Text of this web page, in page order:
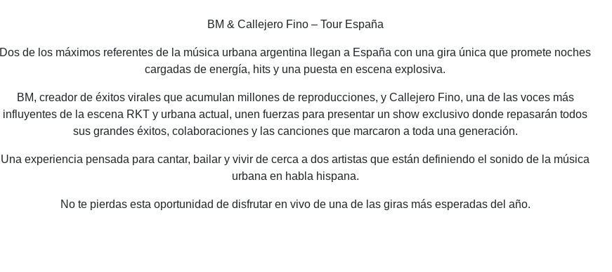
BM & Callejero Fino – Tour España
Dos de los máximos referentes de la música urbana argentina llegan a España con una gira única que promete noches
cargadas de energía, hits y una puesta en escena explosiva.
BM, creador de éxitos virales que acumulan millones de reproducciones, y Callejero Fino, una de las voces más
influyentes de la escena RKT y urbana actual, unen fuerzas para presentar un show exclusivo donde repasarán todos
sus grandes éxitos, colaboraciones y las canciones que marcaron a toda una generación.
Una experiencia pensada para cantar, bailar y vivir de cerca a dos artistas que están definiendo el sonido de la música
urbana en habla hispana.
No te pierdas esta oportunidad de disfrutar en vivo de una de las giras más esperadas del año.